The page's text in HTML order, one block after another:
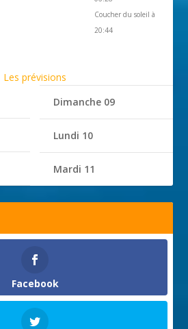
Coucher du soleil à
20:44
Les prévisions
Dimanche 09
Lundi 10
Mardi 11
Facebook